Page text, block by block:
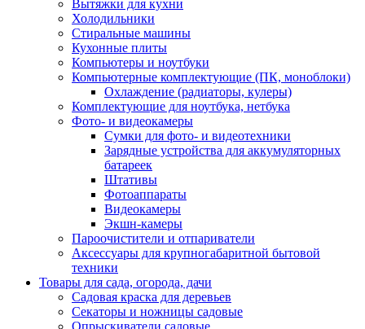
Вытяжки для кухни
Холодильники
Стиральные машины
Кухонные плиты
Компьютеры и ноутбуки
Компьютерные комплектующие (ПК, моноблоки)
Охлаждение (радиаторы, кулеры)
Комплектующие для ноутбука, нетбука
Фото- и видеокамеры
Сумки для фото- и видеотехники
Зарядные устройства для аккумуляторных
батареек
Штативы
Фотоаппараты
Видеокамеры
Экшн-камеры
Пароочистители и отпариватели
Аксессуары для крупногабаритной бытовой
техники
Товары для сада, огорода, дачи
Садовая краска для деревьев
Секаторы и ножницы садовые
Опрыскиватели садовые